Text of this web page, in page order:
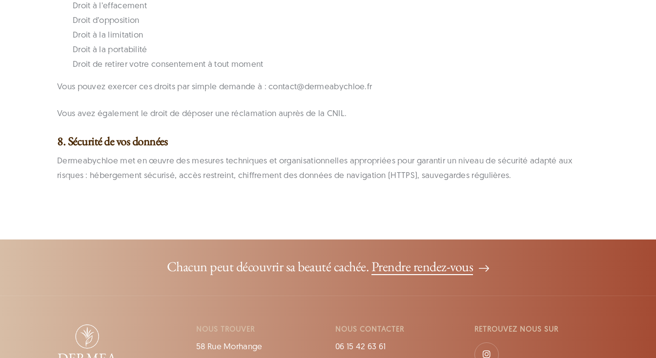
Droit à l’effacement
Droit d’opposition
Droit à la limitation
Droit à la portabilité
Droit de retirer votre consentement à tout moment
Vous pouvez exercer ces droits par simple demande à : contact@dermeabychloe.fr
Vous avez également le droit de déposer une réclamation auprès de la CNIL.
8. Sécurité de vos données
Dermeabychloe met en œuvre des mesures techniques et organisationnelles appropriées pour garantir un niveau de sécurité adapté aux
risques : hébergement sécurisé, accès restreint, chiffrement des données de navigation (HTTPS), sauvegardes régulières.
Chacun peut découvrir sa beauté cachée.Prendre rendez-vous
NOUS TROUVER
58 Rue Morhange
NOUS CONTACTER
06 15 42 63 61
RETROUVEZ NOUS SUR